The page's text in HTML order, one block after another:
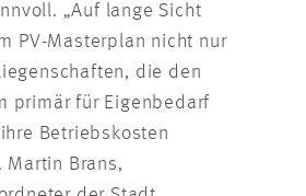
„Auf lange Sicht
PV-Masterplan nicht nur
die den
primär für Eigenbedarf
Betriebskosten
Martin Brans,